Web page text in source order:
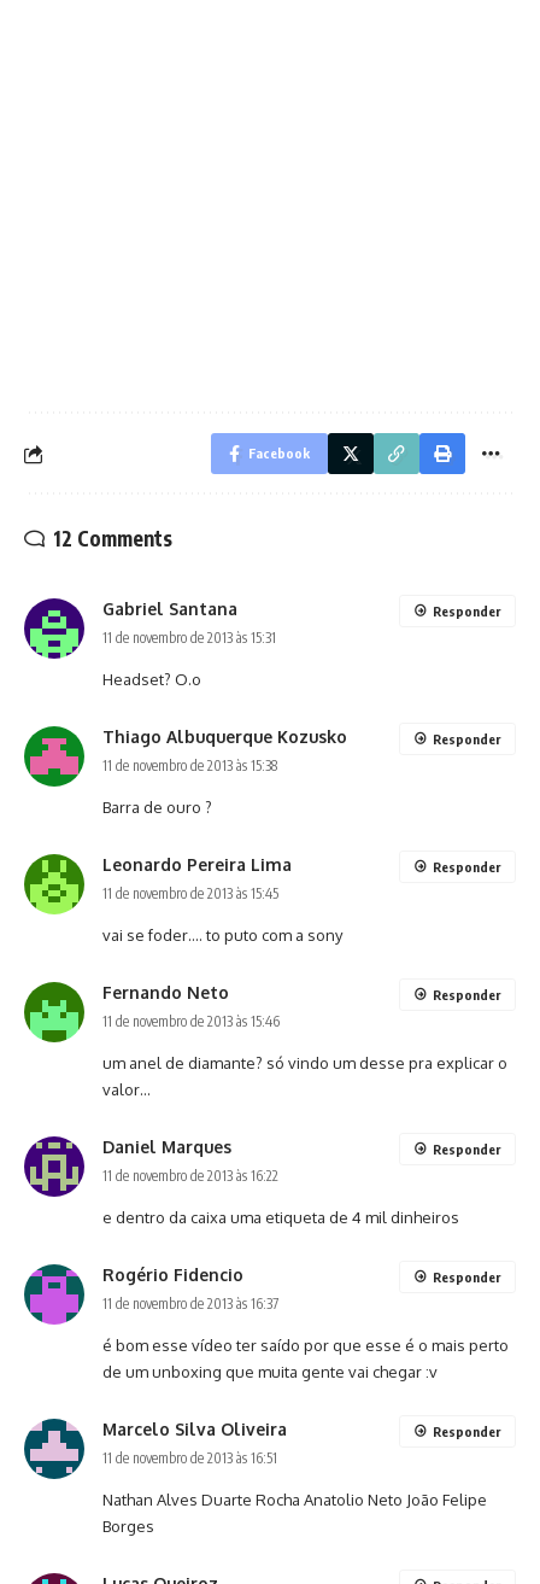
Facebook
12 Comments
Gabriel Santana
11 de novembro de 2013 às 15:31
Headset? O.o
Responder
Thiago Albuquerque Kozusko
11 de novembro de 2013 às 15:38
Barra de ouro ?
Responder
Leonardo Pereira Lima
11 de novembro de 2013 às 15:45
vai se foder…. to puto com a sony
Responder
Fernando Neto
11 de novembro de 2013 às 15:46
um anel de diamante? só vindo um desse pra explicar o
valor…
Responder
Daniel Marques
11 de novembro de 2013 às 16:22
e dentro da caixa uma etiqueta de 4 mil dinheiros
Responder
Rogério Fidencio
11 de novembro de 2013 às 16:37
é bom esse vídeo ter saído por que esse é o mais perto
de um unboxing que muita gente vai chegar :v
Responder
Marcelo Silva Oliveira
11 de novembro de 2013 às 16:51
Nathan Alves Duarte Rocha Anatolio Neto João Felipe
Borges
Responder